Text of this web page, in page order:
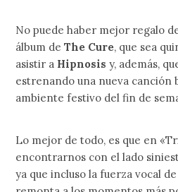
No puede haber mejor regalo
álbum de The Cure, que sea
asistir a Hipnosis y, además,
estrenando una nueva canción
ambiente festivo del fin de
Lo mejor de todo, es que en
encontrarnos con el lado
ya que incluso la fuerza vocal de